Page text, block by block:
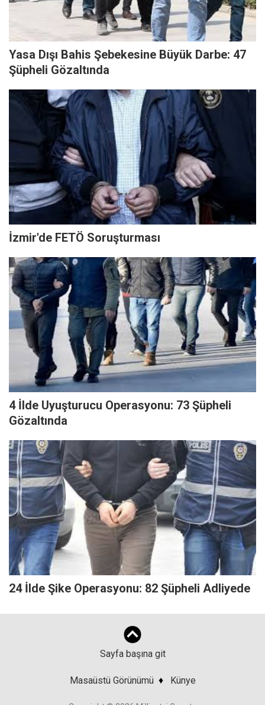
Yasa Dışı Bahis Şebekesine Büyük Darbe: 47
Şüpheli Gözaltında
İzmir'de FETÖ Soruşturması
4 İlde Uyuşturucu Operasyonu: 73 Şüpheli
Gözaltında
24 İlde Şike Operasyonu: 82 Şüpheli Adliyede
Sayfa başına git
Masaüstü Görünümü ♦ Künye